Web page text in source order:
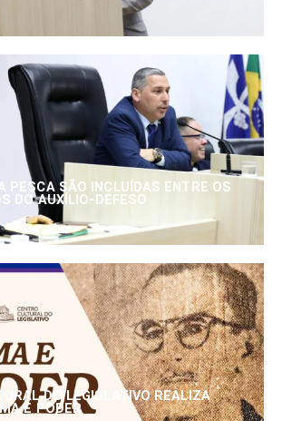
PESCA SÃO INCLUÍDAS ENTRE OS
DO AUXÍLIO-DEFESO
DO LEGISLATIVO REALIZA
E PODER